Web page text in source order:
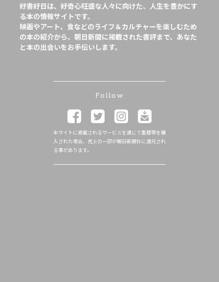
好書好日は、好奇心旺盛な人々に向けた、人生を豊かにす
る本の情報サイトです。
映画やアート、食などのライフ＆カルチャーを楽しむため
の本の紹介から、朝日新聞に掲載された書評まで、あなた
と本の出会いをお手伝いします。
Follow
本サイトに掲載されるサービスを通じて書籍等を購
入された場合、売上の一部が朝日新聞社に還元され
る事があります。